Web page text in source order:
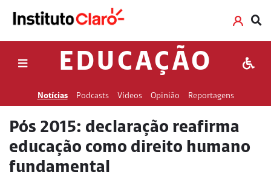
EDUCAÇÃO
Notícias Podcasts Vídeos Opinião Reportagens
Pós 2015: declaração reafirma
educação como direito humano
fundamental